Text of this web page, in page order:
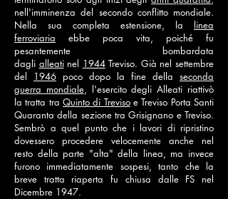
nell'imminenza del secondo conflitto mondiale.
Nella sua completa estensione, la linea
ferroviaria ebbe poca vita, poiché fu
pesantemente bombardata
dagli alleatinel 1944Treviso. Già nel settembre
del
1946 poco dopo la fine della seconda
guerra mondiale, l'esercito degli Alleati riattivò
la tratta tra Quinto di Trevisoe Treviso Porta Santi
Quaranta della sezione tra Grisignano e Treviso.
Sembrò a quel punto che i lavori di ripristino
dovessero procedere velocemente anche nel
resto della parte "alta" della linea, ma invece
furono immediatamente sospesi, tanto che la
breve tratta riaperta fu chiusa dalle FS nel
Dicembre 1947.